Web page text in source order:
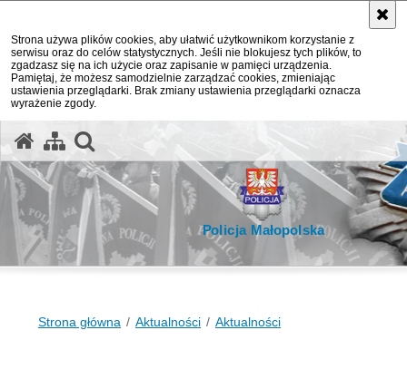
Strona używa plików cookies, aby ułatwić użytkownikom korzystanie z
serwisu oraz do celów statystycznych. Jeśli nie blokujesz tych plików, to
zgadzasz się na ich użycie oraz zapisanie w pamięci urządzenia.
Pamiętaj, że możesz samodzielnie zarządzać cookies, zmieniając
ustawienia przeglądarki. Brak zmiany ustawienia przeglądarki oznacza
wyrażenie zgody.
Policja Małopolska
Strona główna Aktualności Aktualności